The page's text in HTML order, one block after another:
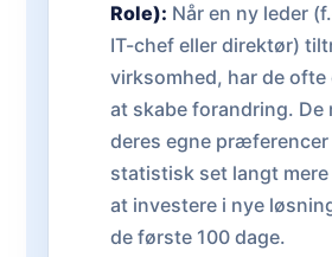
Role): Når en ny leder
IT-chef eller direktør)
virksomhed, har de ofte
at skabe forandring. De
deres egne præferencer
statistisk set langt
at investere i nye
de første 100 dage.